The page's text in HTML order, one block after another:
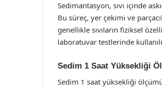
Sedimantasyon, sıvı içinde
Bu süreç, yer çekimi ve
genellikle sıvıların fiziksel
laboratuvar testlerinde
Sedim 1 Saat Yüksekliği
Sedim 1 saat yüksekliği